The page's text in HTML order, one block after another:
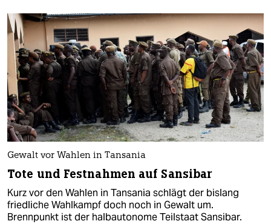
Gewalt vor Wahlen in Tansania
Tote und Festnahmen auf Sansibar
Kurz vor den Wahlen in Tansania schlägt der bislang
friedliche Wahlkampf doch noch in Gewalt um.
Brennpunkt ist der halbautonome Teilstaat Sansibar.